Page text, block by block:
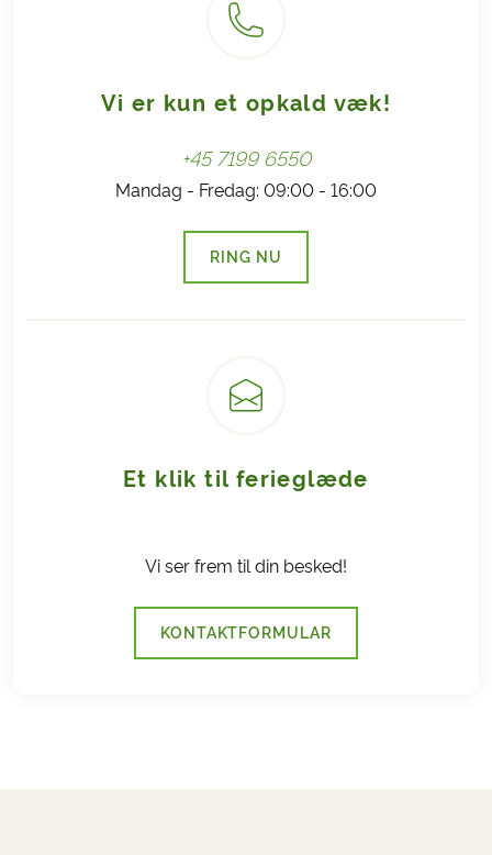
Vi er kun et opkald væk!
+45 7199 6550
Mandag - Fredag: 09:00 - 16:00
RING NU(LINK ÅBNER I NY FANE)
Et klik til ferieglæde
Vi ser frem til din besked!
KONTAKTFORMULAR